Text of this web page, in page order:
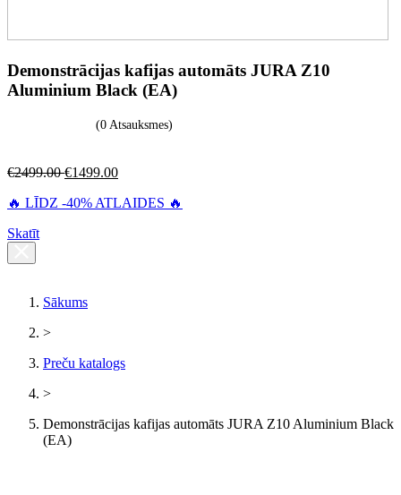
Demonstrācijas kafijas automāts JURA Z10
Aluminium Black (EA)
(0 Atsauksmes)
€2499.00 €1499.00
🔥 LĪDZ -40% ATLAIDES 🔥
Skatīt
Sākums
>
Preču katalogs
>
Demonstrācijas kafijas automāts JURA Z10 Aluminium Black
(EA)